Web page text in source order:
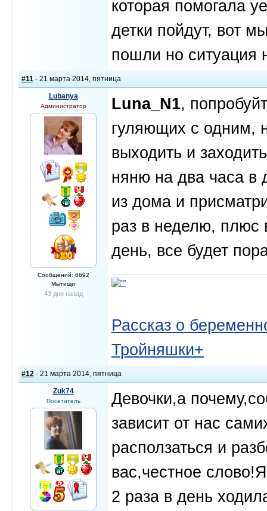
которая помогала
детки пойдут, вот
пошли но ситуация
#11 - 21 марта 2014, пятница
Lubanya
Администратор
Сообщений: 6692
Мытищи
43 дня назад
Luna_N1,
гуляющих с одним,
выходить и
няню на два часа в
из дома и
раз в неделю, плюс
день, все будет
Рассказ о
Тройняшки+
#12 - 21 марта 2014, пятница
Zuk74
Посетитель
Девочки,а
зависит от нас
расползаться и
вас,честное
2 раза в день